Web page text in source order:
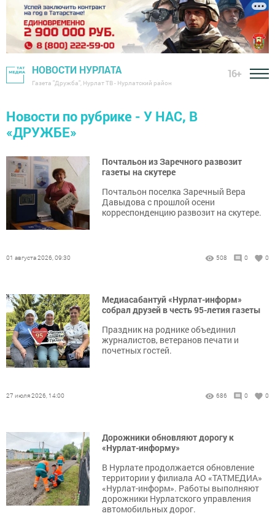
НОВОСТИ НУРЛАТА
Газета "Дружба", Нурлат ТВ - Нурлатский район
16+
Новости по рубрике - У НАС, В
«ДРУЖБЕ»
Почтальон из Заречного развозит
газеты на скутере
Почтальон поселка Заречный Вера
Давыдова с прошлой осени
корреспонденцию развозит на скутере.
01 августа 2026, 09:30 508 0 0
Медиасабантуй «Нурлат-информ»
собрал друзей в честь 95-летия газеты
Праздник на роднике объединил
журналистов, ветеранов печати и
почетных гостей.
27 июля 2026, 14:00 686 0 0
Дорожники обновляют дорогу к
«Нурлат-информу»
В Нурлате продолжается обновление
территории у филиала АО «ТАТМЕДИА»
«Нурлат-информ». Работы выполняют
дорожники Нурлатского управления
автомобильных дорог.